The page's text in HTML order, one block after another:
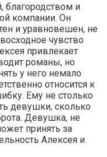
благородством и
компании. Он
и уравновешен, не
чувство
привлекает
романы, но
у него немало
относится к
Ему не столько
девушки, сколько
Девушка, не
принять за
Алексея и